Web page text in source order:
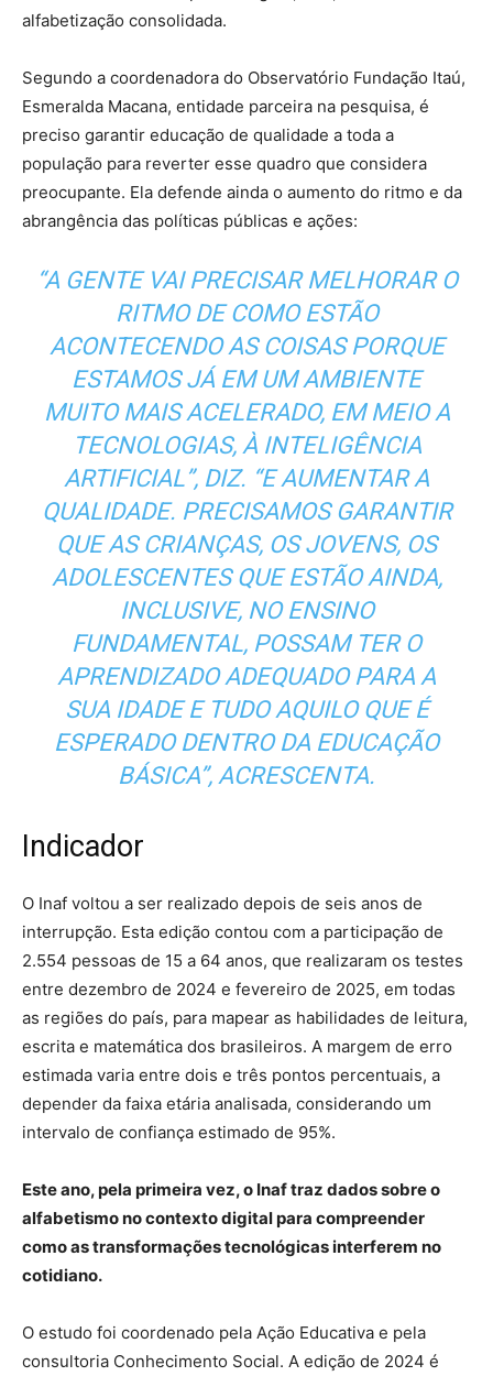
alfabetização consolidada.
Segundo a coordenadora do Observatório Fundação Itaú,
Esmeralda Macana, entidade parceira na pesquisa, é
preciso garantir educação de qualidade a toda a
população para reverter esse quadro que considera
preocupante. Ela defende ainda o aumento do ritmo e da
abrangência das políticas públicas e ações:
“A GENTE VAI PRECISAR MELHORAR O
RITMO DE COMO ESTÃO
ACONTECENDO AS COISAS PORQUE
ESTAMOS JÁ EM UM AMBIENTE
MUITO MAIS ACELERADO, EM MEIO A
TECNOLOGIAS, À INTELIGÊNCIA
ARTIFICIAL”, DIZ. “E AUMENTAR A
QUALIDADE. PRECISAMOS GARANTIR
QUE AS CRIANÇAS, OS JOVENS, OS
ADOLESCENTES QUE ESTÃO AINDA,
INCLUSIVE, NO ENSINO
FUNDAMENTAL, POSSAM TER O
APRENDIZADO ADEQUADO PARA A
SUA IDADE E TUDO AQUILO QUE É
ESPERADO DENTRO DA EDUCAÇÃO
BÁSICA”, ACRESCENTA.
Indicador
O Inaf voltou a ser realizado depois de seis anos de
interrupção. Esta edição contou com a participação de
2.554 pessoas de 15 a 64 anos, que realizaram os testes
entre dezembro de 2024 e fevereiro de 2025, em todas
as regiões do país, para mapear as habilidades de leitura,
escrita e matemática dos brasileiros. A margem de erro
estimada varia entre dois e três pontos percentuais, a
depender da faixa etária analisada, considerando um
intervalo de confiança estimado de 95%.
Este ano, pela primeira vez, o Inaf traz dados sobre o
alfabetismo no contexto digital para compreender
como as transformações tecnológicas interferem no
cotidiano.
O estudo foi coordenado pela Ação Educativa e pela
consultoria Conhecimento Social. A edição de 2024 é